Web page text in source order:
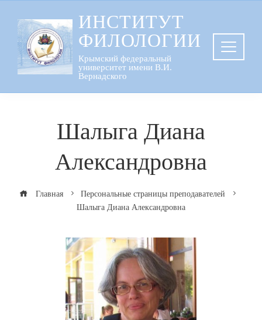
содержанию
ИНСТИТУТ
ФИЛОЛОГИИ
Крымский федеральный
университет имени В.И.
Вернадского
Шалыга Диана
Александровна
Главная
Персональные страницы преподавателей
Шалыга Диана Александровна